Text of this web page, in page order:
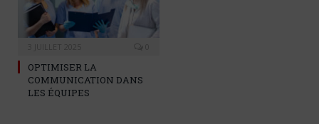
OPTIMISER LA
COMMUNICATION DANS
LES ÉQUIPES